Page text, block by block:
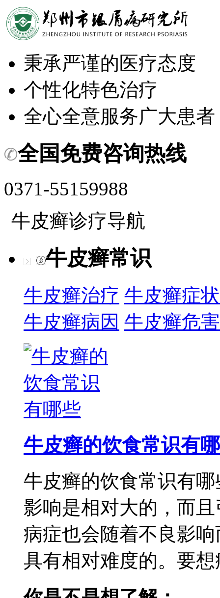
秉承严谨的医疗态度
个性化特色治疗
全心全意服务广大患者
全国免费咨询热线
0371-55159988
牛皮癣诊疗导航
牛皮癣常识
牛皮癣治疗 牛皮癣症状
牛皮癣病因 牛皮癣危害
牛皮癣的饮食常识有哪
牛皮癣的饮食常识有
影响是相对大的，而
病症也会随着不良影
具有相对难度的。要